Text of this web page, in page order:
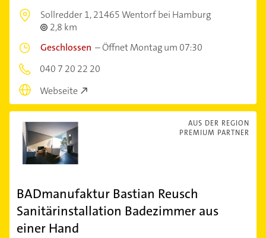
Sollredder 1,21465 Wentorf bei Hamburg
2,8 km
Geschlossen –Öffnet Montag um 07:30
040 7 20 22 20
Webseite
AUS DER REGION
PREMIUM PARTNER
BADmanufaktur Bastian Reusch
Sanitärinstallation Badezimmer aus
einer Hand